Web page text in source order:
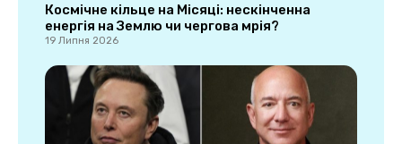
Космічне кільце на Місяці: нескінченна
енергія на Землю чи чергова мрія?
19 Липня 2026